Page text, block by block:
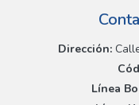
Dirección:
Línea